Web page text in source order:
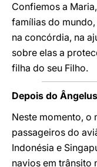
Confiemos a
famílias do
na concórdia, na
sobre elas a
filha do seu Filho.
Depois do
Neste momento, o
passageiros do
Indonésia e
navios em trânsito